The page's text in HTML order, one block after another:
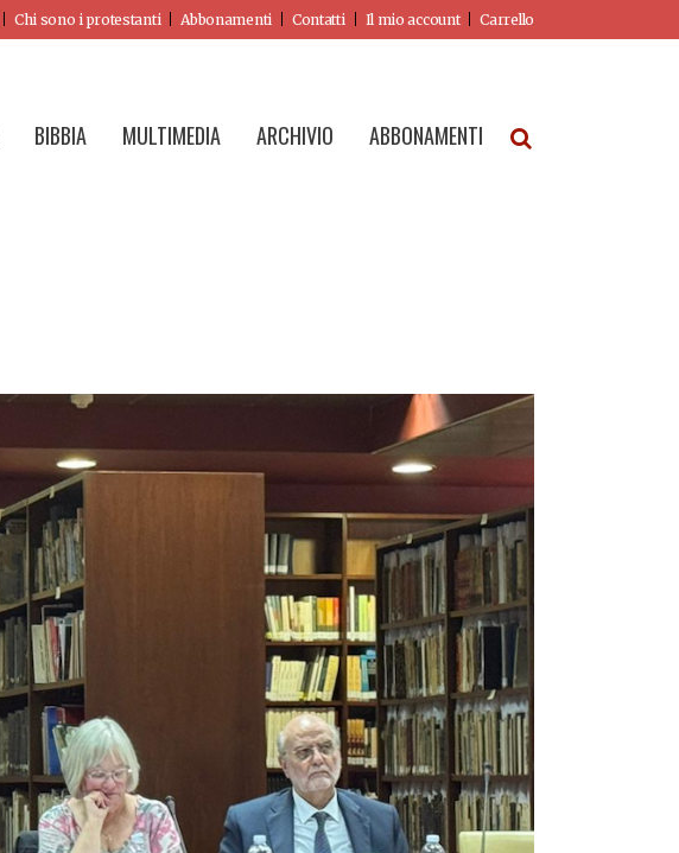
Chi sono i protestanti Abbonamenti Contatti Il mio account Carrello
BIBBIA MULTIMEDIA ARCHIVIO ABBONAMENTI